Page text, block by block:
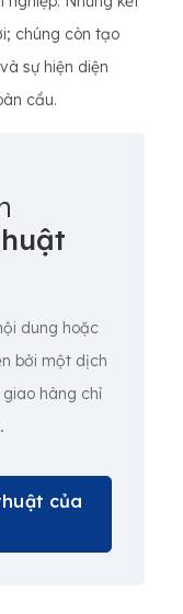
chúng còn tạo
sự hiện diện
cầu.
dung hoặc
bởi một dịch
hàng chỉ
của